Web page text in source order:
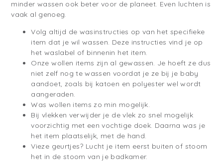
minder wassen ook beter voor de planeet. Even luchten is
vaak al genoeg.
Volg altijd de wasinstructies op van het specifieke
item dat je wil wassen. Deze instructies vind je op
het waslabel of binnenin het item.
Onze wollen items zijn al gewassen. Je hoeft ze dus
niet zelf nog te wassen voordat je ze bij je baby
aandoet, zoals bij katoen en polyester wel wordt
aangeraden.
Was wollen items zo min mogelijk.
Bij vlekken verwijder je de vlek zo snel mogelijk
voorzichtig met een vochtige doek. Daarna was je
het item plaatselijk, met de hand.
Vieze geurtjes? Lucht je item eerst buiten of stoom
het in de stoom van je badkamer.